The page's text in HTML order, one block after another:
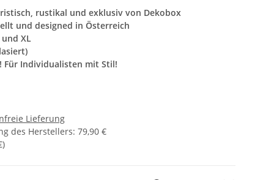
rustikal und exklusiv von Dekobox
und designed in Österreich
XL
Für Individualisten mit Stil!
Lieferung
des Herstellers: 79,90 €
)